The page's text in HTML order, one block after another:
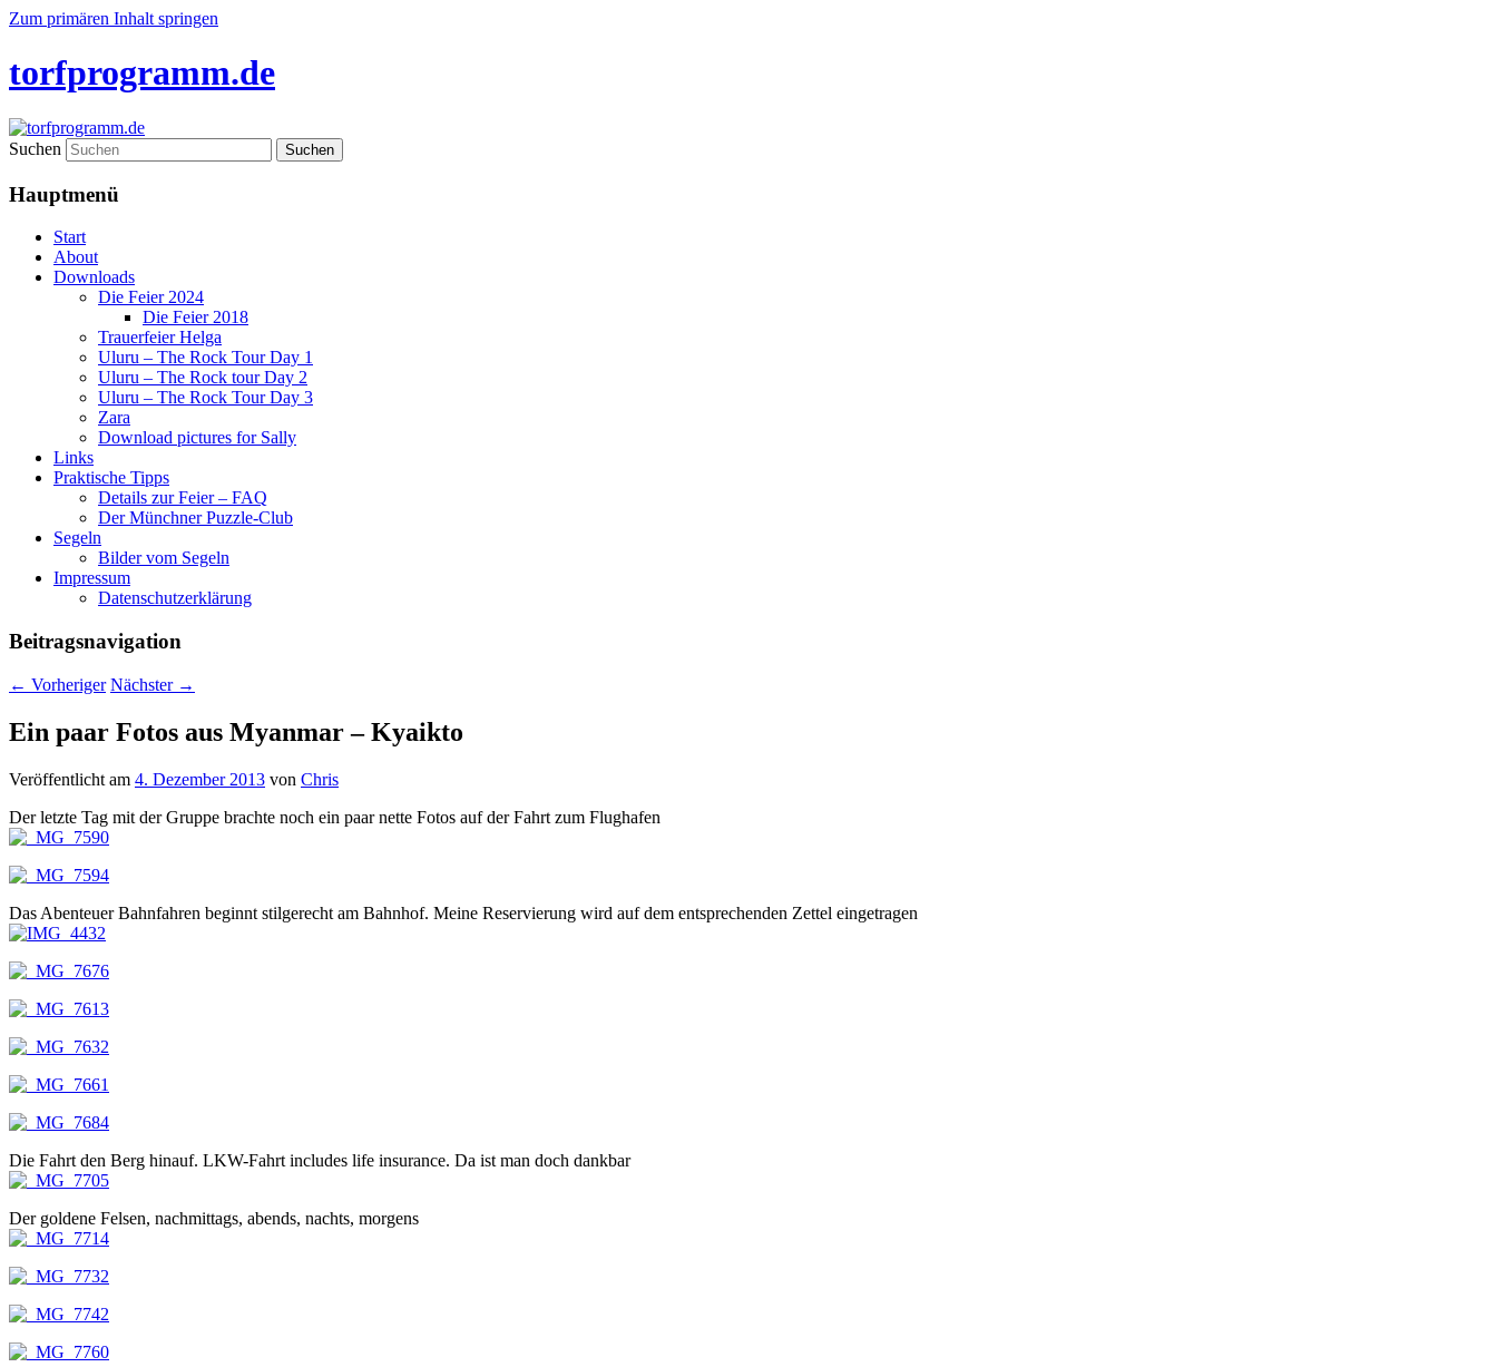
Zum primären Inhalt springen
torfprogramm.de
Suchen
Hauptmenü
Start
About
Downloads
Die Feier 2024
Die Feier 2018
Trauerfeier Helga
Uluru – The Rock Tour Day 1
Uluru – The Rock tour Day 2
Uluru – The Rock Tour Day 3
Zara
Download pictures for Sally
Links
Praktische Tipps
Details zur Feier – FAQ
Der Münchner Puzzle-Club
Segeln
Bilder vom Segeln
Impressum
Datenschutz­erklärung
Beitragsnavigation
← Vorheriger Nächster →
Ein paar Fotos aus Myanmar – Kyaikto
Veröffentlicht am 4. Dezember 2013 von Chris
Der letzte Tag mit der Gruppe brachte noch ein paar nette Fotos auf der Fahrt zum Flughafen
Das Abenteuer Bahnfahren beginnt stilgerecht am Bahnhof. Meine Reservierung wird auf dem entsprechenden Zettel eingetragen
Die Fahrt den Berg hinauf. LKW-Fahrt includes life insurance. Da ist man doch dankbar
Der goldene Felsen, nachmittags, abends, nachts, morgens